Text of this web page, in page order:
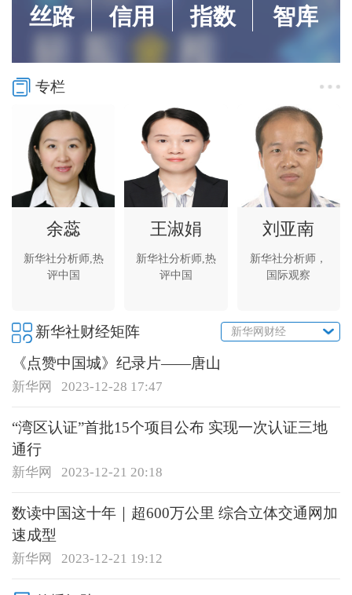
丝路
信用
指数
智库
专栏
余蕊
新华社分析师,热
评中国
王淑娟
新华社分析师,热
评中国
刘亚南
新华社分析师，
国际观察
新华社财经矩阵 新华网财经
《点赞中国城》纪录片——唐山
新华网 2023-12-28 17:47
“湾区认证”首批15个项目公布 实现一次认证三地
通行
新华网 2023-12-21 20:18
数读中国这十年｜超600万公里 综合立体交通网加
速成型
新华网 2023-12-21 19:12